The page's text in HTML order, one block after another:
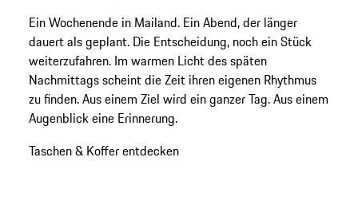
Ein Wochenende in Mailand. Ein Abend, der länger
dauert als geplant. Die Entscheidung, noch ein Stück
weiterzufahren. Im warmen Licht des späten
Nachmittags scheint die Zeit ihren eigenen Rhythmus
zu finden. Aus einem Ziel wird ein ganzer Tag. Aus einem
Augenblick eine Erinnerung.
Taschen & Koffer entdecken